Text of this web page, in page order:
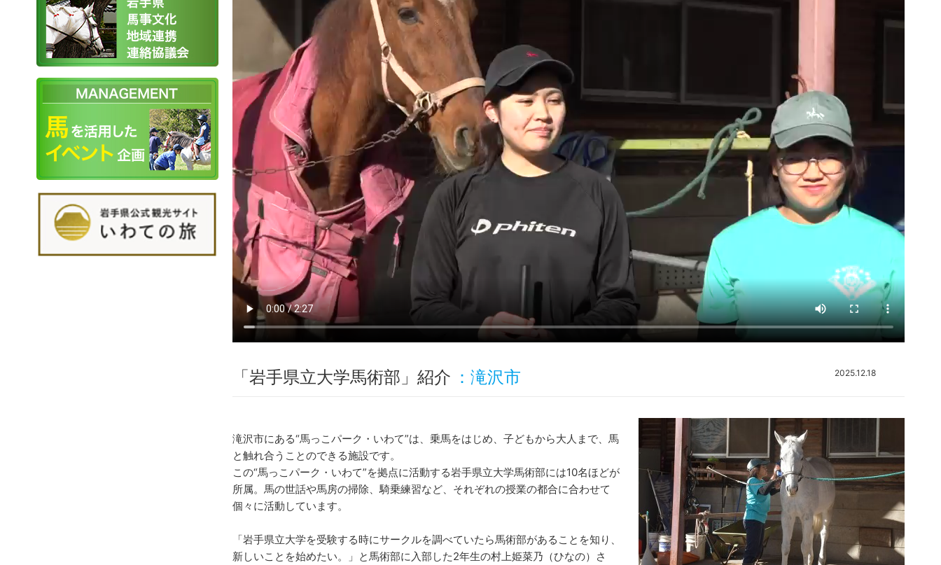
「岩手県立大学馬術部」紹介 ：滝沢市 2025.12.18
滝沢市にある“馬っこパーク・いわて”は、乗馬をはじめ、子どもから大人まで、馬
と触れ合うことのできる施設です。
この“馬っこパーク・いわて”を拠点に活動する岩手県立大学馬術部には10名ほどが
所属。馬の世話や馬房の掃除、騎乗練習など、それぞれの授業の都合に合わせて
個々に活動しています。
「岩手県立大学を受験する時にサークルを調べていたら馬術部があることを知り、
新しいことを始めたい。」と馬術部に入部した2年生の村上姫菜乃（ひなの）さ